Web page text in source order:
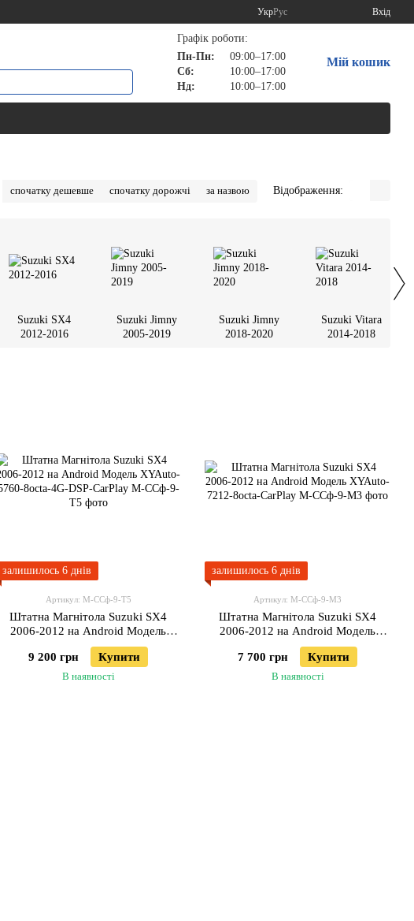
УкрРус Вхід
Графік роботи:
Пн-Пн:
09:00–17:00
Сб:
10:00–17:00
Нд:
10:00–17:00
Мій кошик
спочатку дешевше спочатку дорожчі за назвою Відображення:
Suzuki SX4
2012-2016
Suzuki Jimny
2005-2019
Suzuki Jimny
2018-2020
Suzuki Vitara
2014-2018
залишилось 6 днів
Артикул: М-ССф-9-Т5
Штатна Магнітола Suzuki SX4
2006-2012 на Android Модель
XYAuto-5760-8octa-4G-DSP-
CarPlay
9 200 грн Купити
В наявності
залишилось 6 днів
Артикул: М-ССф-9-М3
Штатна Магнітола Suzuki SX4
2006-2012 на Android Модель
XYAuto-7212-8octa-CarPlay
7 700 грн
Купити
В наявності